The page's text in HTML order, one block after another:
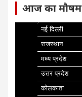
आज का मौषम
नई दिल्ली
राजस्थान
मध्य प्रदेश
उत्तर प्रदेश
कोलकाता